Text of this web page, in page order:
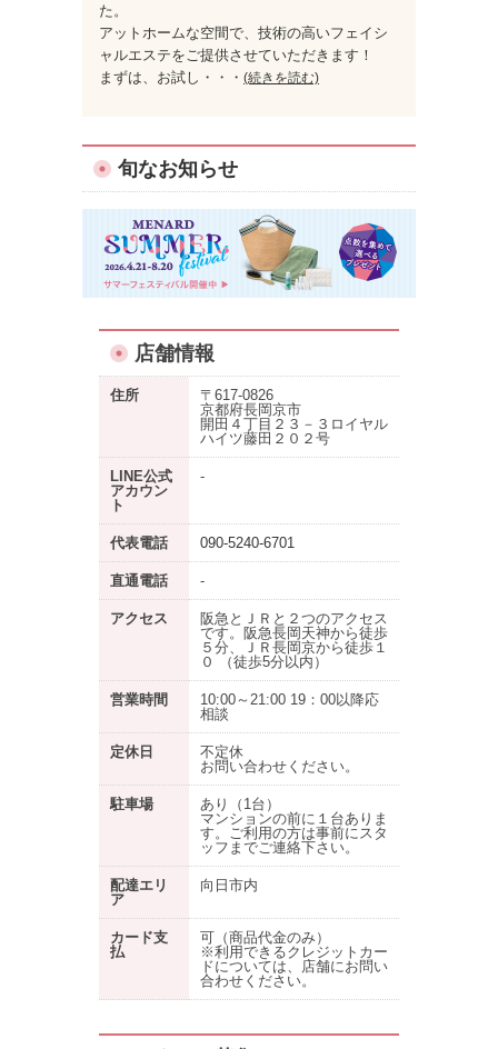
た。
アットホームな空間で、技術の高いフェイシ
ャルエステをご提供させていただきます！
まずは、お試し ・・・ (続きを読む)
旬なお知らせ
店舗情報
住所
〒617-0826
京都府長岡京市
開田４丁目２３－３ロイヤル
ハイツ藤田２０２号
LINE公式
アカウン
ト
-
代表電話 090-5240-6701
直通電話 -
アクセス
阪急とＪＲと２つのアクセス
です。阪急長岡天神から徒歩
５分、ＪＲ長岡京から徒歩１
０ （徒歩5分以内）
営業時間
10:00～21:00 19：00以降応
相談
定休日
不定休
お問い合わせください。
駐車場 あり
（1台）
マンションの前に１台ありま
す。ご利用の方は事前にスタ
ッフまでご連絡下さい。
配達エリ
ア
向日市内
カード支
払
可（商品代金のみ）
※利用できるクレジットカー
ドについては、店舗にお問い
合わせください。